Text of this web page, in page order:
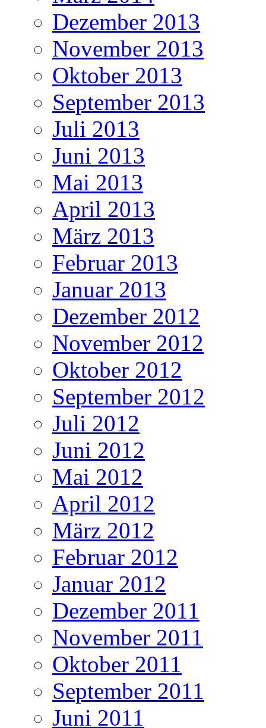
Dezember 2013
November 2013
Oktober 2013
September 2013
Juli 2013
Juni 2013
Mai 2013
April 2013
März 2013
Februar 2013
Januar 2013
Dezember 2012
November 2012
Oktober 2012
September 2012
Juli 2012
Juni 2012
Mai 2012
April 2012
März 2012
Februar 2012
Januar 2012
Dezember 2011
November 2011
Oktober 2011
September 2011
Juni 2011